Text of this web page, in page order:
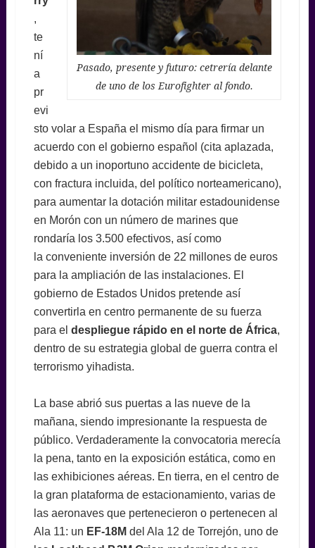
Pasado, presente y futuro: cetrería delante
de uno de los Eurofighter al fondo.
,
te
ní
a
pr
evi
sto volar a España el mismo día para firmar un
acuerdo con el gobierno español (cita aplazada,
debido a un inoportuno accidente de bicicleta,
con fractura incluida, del político norteamericano),
para aumentar la dotación militar estadounidense
en Morón con un número de marines que
rondaría los 3.500 efectivos, así como
la conveniente inversión de 22 millones de euros
para la ampliación de las instalaciones. El
gobierno de Estados Unidos pretende así
convertirla en centro permanente de su fuerza
para el despliegue rápido en el norte de África,
dentro de su estrategia global de guerra contra el
terrorismo yihadista.
La base abrió sus puertas a las nueve de la
mañana, siendo impresionante la respuesta de
público. Verdaderamente la convocatoria merecía
la pena, tanto en la exposición estática, como en
las exhibiciones aéreas. En tierra, en el centro de
la gran plataforma de estacionamiento, varias de
las aeronaves que pertenecieron o pertenecen al
Ala 11: un EF-18M del Ala 12 de Torrejón, uno de